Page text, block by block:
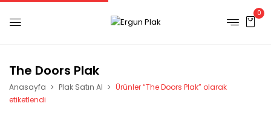
0
The Doors Plak
Anasayfa Plak Satın Al
Ürünler “The Doors Plak” olarak
etiketlendi